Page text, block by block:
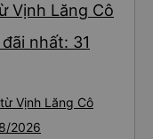
Vịnh Lăng Cô
nhất: 31
Vịnh Lăng Cô
2026